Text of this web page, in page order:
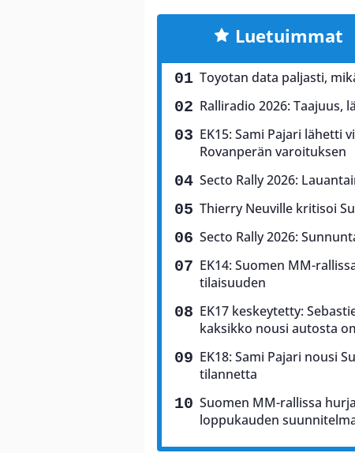
Luetuimmat
Toyotan data paljasti,
Ralliradio 2026: Taajuus,
EK15: Sami Pajari lähetti
Rovanperän varoituksen
Secto Rally 2026:
Thierry Neuville kritisoi
Secto Rally 2026:
EK14: Suomen MM-
tilaisuuden
EK17 keskeytetty:
kaksikko nousi autosta
EK18: Sami Pajari nousi
tilannetta
Suomen MM-rallissa
loppukauden